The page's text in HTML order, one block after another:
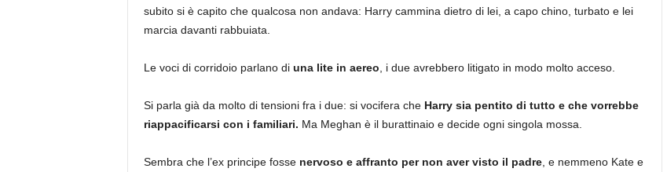
subito si è capito che qualcosa non andava: Harry cammina dietro di lei, a capo chino, turbato e lei
marcia davanti rabbuiata.
Le voci di corridoio parlano diuna lite in aereo , i due avrebbero litigato in modo molto acceso.
Si parla già da molto di tensioni fra i due: si vocifera che Harry sia pentito di tutto e che vorrebbe
riappacificarsi con i familiari. Ma Meghan è il burattinaio e decide ogni singola mossa.
Sembra che l’ex principe fosse nervoso e affranto per non aver visto il padre, e nemmeno Kate e